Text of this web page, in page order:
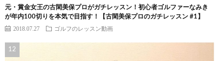
元・賞金女王の古閑美保プロがガチレッスン！初心者ゴルファーなみき
が年内100切りを本気で目指す！【古閑美保プロのガチレッスン #1】
2018.07.27 ゴルフのレッスン動画